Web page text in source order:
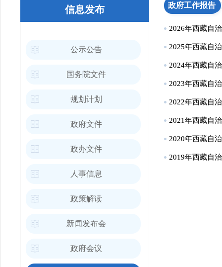
信息发布
公示公告
国务院文件
规划计划
政府文件
政办文件
人事信息
政策解读
新闻发布会
政府会议
政府工作报告
2026年西藏自
2025年西藏自
2024年西藏自
2023年西藏自
2022年西藏自
2021年西藏自
2020年西藏自
2019年西藏自